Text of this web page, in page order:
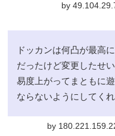
by
ドッカンは何凸が最高
だったけど変更したせ
易度上がってまともに
ならないようにしてくれ
by